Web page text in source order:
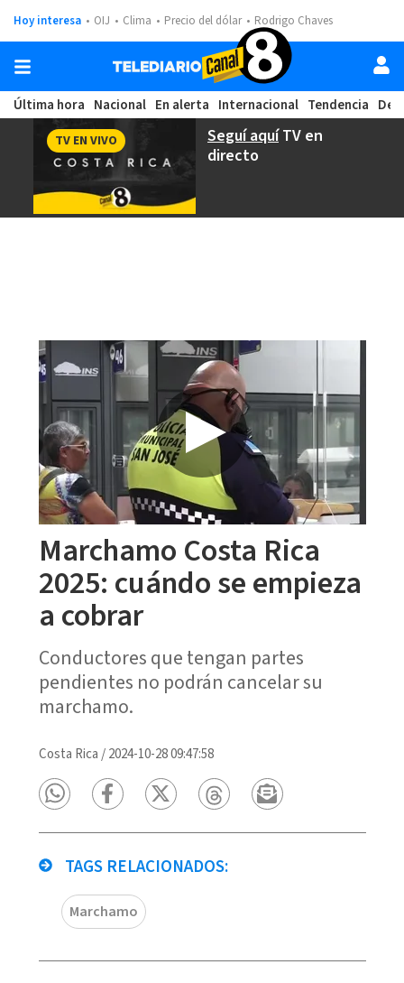
Hoy interesa OIJ Clima Precio del dólar Rodrigo Chaves
Última hora Nacional En alerta Internacional Tendencia
Seguí aquíTV en
directo
TV EN VIVO
Marchamo Costa Rica
2025: cuándo se empieza
a cobrar
Conductores que tengan partes
pendientes no podrán cancelar su
marchamo.
Costa Rica /2024-10-28 09:47:58
TAGS RELACIONADOS:
Marchamo